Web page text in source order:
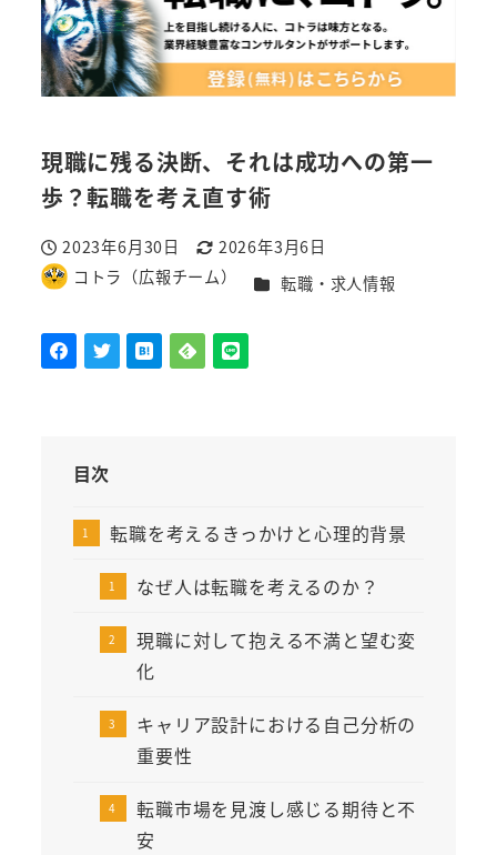
現職に残る決断、それは成功への第一
歩？転職を考え直す術
投稿日
2023年6月30日
更新日
2026年3月6日
著
コトラ（広報チーム） カテゴリー
転職・求人情報
目次
転職を考えるきっかけと心理的背景
なぜ人は転職を考えるのか？
現職に対して抱える不満と望む変
化
キャリア設計における自己分析の
重要性
転職市場を見渡し感じる期待と不
安